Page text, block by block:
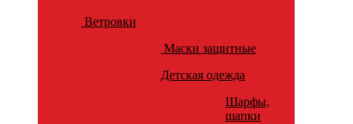
Ветровки
Маски защитные
Детская одежда
Шарфы,
шапки